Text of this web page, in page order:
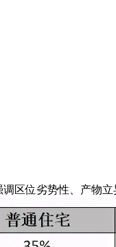
区位劣势性、产物立